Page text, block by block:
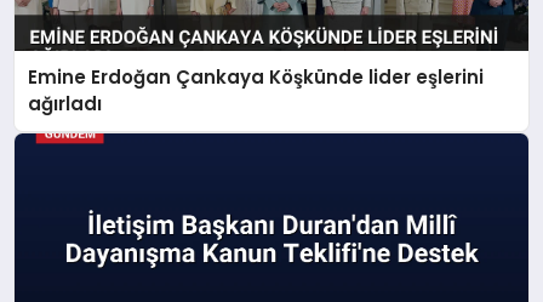
Emine Erdoğan Çankaya Köşkünde lider eşlerini
ağırladı